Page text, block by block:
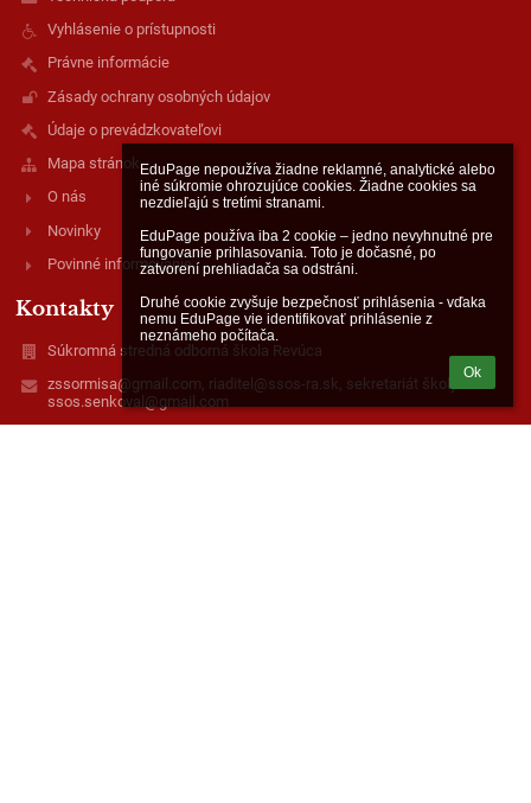
EduPage nepoužíva žiadne reklamné, analytické alebo
iné súkromie ohrozujúce cookies. Žiadne cookies sa
nezdieľajú s tretími stranami.
EduPage používa iba 2 cookie – jedno nevyhnutné pre
fungovanie prihlasovania. Toto je dočasné, po
zatvorení prehliadača sa odstráni.
Druhé cookie zvyšuje bezpečnosť prihlásenia - vďaka
nemu EduPage vie identifikovať prihlásenie z
neznámeho počítača.
Ok
Vyhlásenie o prístupnosti
Právne informácie
Zásady ochrany osobných údajov
Údaje o prevádzkovateľovi
Mapa stránok
O nás
Novinky
Povinné informovanie
Kontakty
Súkromná stredná odborná škola Revúca
zssormisa@gmail.com, riaditel@ssos-ra.sk, sekretariát školy -
ssos.senkoval@gmail.com